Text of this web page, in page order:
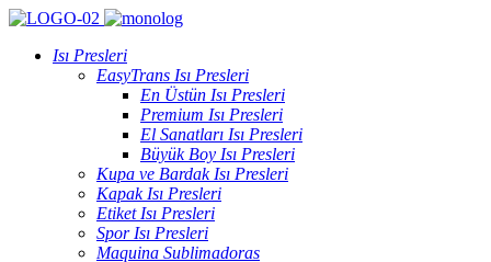
Isı Presleri
EasyTrans Isı Presleri
En Üstün Isı Presleri
Premium Isı Presleri
El Sanatları Isı Presleri
Büyük Boy Isı Presleri
Kupa ve Bardak Isı Presleri
Kapak Isı Presleri
Etiket Isı Presleri
Spor Isı Presleri
Maquina Sublimadoras